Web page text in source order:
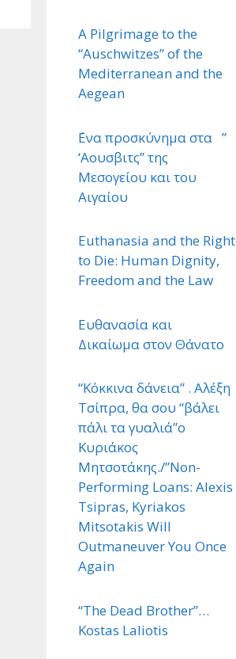
A Pilgrimage to the
“Auschwitzes” of the
Mediterranean and the
Aegean
΄Ενα προσκύνημα στα ”
‘Αουσβιτς” της
Μεσογείου και του
Αιγαίου
Euthanasia and the Right
to Die: Human Dignity,
Freedom and the Law
Ευθανασία και
Δικαίωμα στον Θάνατο
“Κόκκινα δάνεια” . Αλέξη
Τσίπρα, θα σου “βάλει
πάλι τα γυαλιά”ο
Κυριάκος
Μητσοτάκης./”Non-
Performing Loans: Alexis
Tsipras, Kyriakos
Mitsotakis Will
Outmaneuver You Once
Again
“The Dead Brother”…
Kostas Laliotis